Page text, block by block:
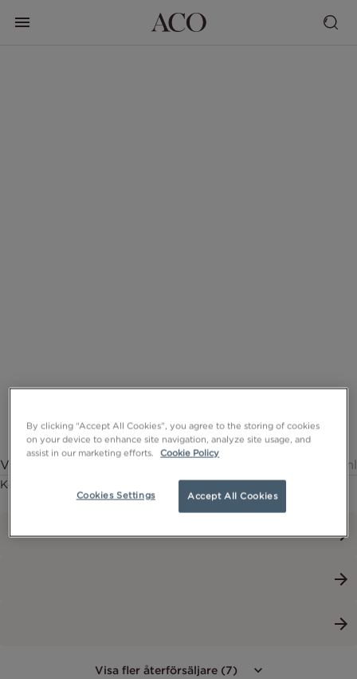
Volumising Shampoo - Volymgivande schampo 250ml
Köp nu
Visa fler återförsäljare (7)
By clicking “Accept All Cookies”, you agree to the storing of cookies
on your device to enhance site navigation, analyze site usage, and
assist in our marketing efforts.
Cookie Policy
Cookies Settings Accept All Cookies